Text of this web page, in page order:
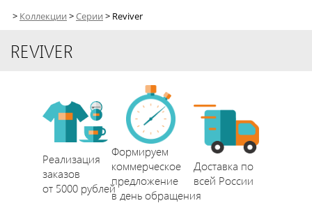
> Коллекции >Серии > Reviver
REVIVER
Реализация
заказов
от 5000 рублей
Формируем
коммерческое
предложение
в день обращения
Доставка по
всей России